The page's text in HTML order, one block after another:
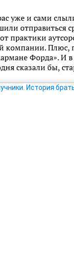
уже и сами
практики
компании.
Форда». И в
сказали бы,